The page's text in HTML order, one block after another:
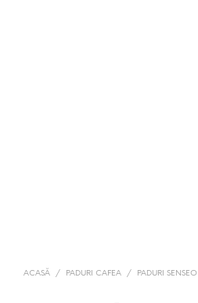
ACASĂ / PADURI CAFEA / PADURI SENSEO